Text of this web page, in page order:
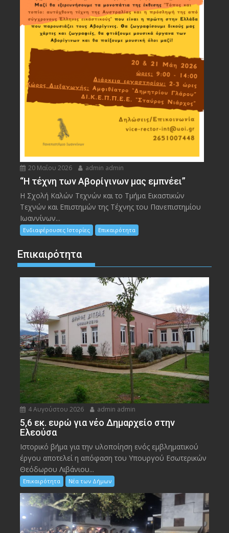
20 Μαΐου 2026 admin admin
“Η τέχνη των Αβορίγινων μας εμπνέει”
Η Σχολή Καλών Τεχνών και το Τμήμα Εικαστικών
Τεχνών και Επιστημών της Τέχνης του Πανεπιστημίου
Ιωαννίνων...
Ενδιαφέρουσες Ιστορίες Επικαιρότητα
Επικαιρότητα
4 Αυγούστου 2026 admin admin
5,6 εκ. ευρώ για νέο Δημαρχείο στην
Ελεούσα
Ιστορικό βήμα για την υλοποίηση ενός εμβληματικού
έργου αποτελεί η απόφαση του Υπουργού Εσωτερικών
Θεόδωρου Λιβάνιου...
Επικαιρότητα Νέα των Δήμων